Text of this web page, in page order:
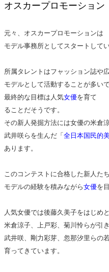
オスカープロモーション
元々、オスカープロモーションは
モデル事務所としてスタートしてい
所属タレントはフャッション誌や
モデルとして活動することが多いで
最終的な目標は人気女優を育て
ることだそうです。
その新人発掘方法には女優の米倉
武井咲らを生んだ「 全日本国民的
あります。
このコンテストに合格した新人たち
モデルの経験を積みながら女優を
人気女優では後藤久美子をはじめ
米倉涼子、上戸彩、菊川怜らが引き
武井咲、剛力彩芽、忽那汐里らの
育ってきています。